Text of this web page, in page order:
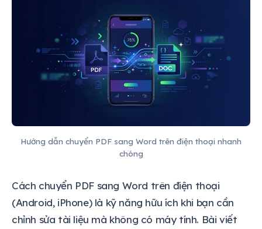
Hướng dẫn chuyển PDF sang Word trên điện thoại nhanh
chóng
Cách chuyển PDF sang Word trên điện thoại
(Android, iPhone) là kỹ năng hữu ích khi bạn cần
chỉnh sửa tài liệu mà không có máy tính. Bài viết